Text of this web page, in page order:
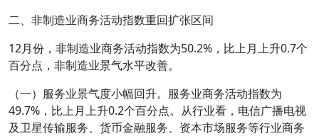
二、非制造业商务活动指数重回扩张区间
12月份，非制造业商务活动指数为50.2%，比上月上升0.7个
百分点，非制造业景气水平改善。
（一）服务业景气度小幅回升。服务业商务活动指数为
49.7%，比上月上升0.2个百分点。从行业看，电信广播电视
及卫星传输服务、货币金融服务、资本市场服务等行业商务